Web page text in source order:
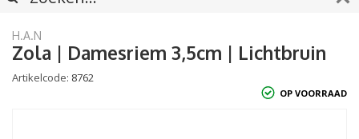
H.A.N
Zola | Damesriem 3,5cm | Lichtbruin
Artikelcode: 8762
OP VOORRAAD